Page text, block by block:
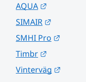
AQUA
SIMAIR
SMHI Pro
Timbr
Vinterväg